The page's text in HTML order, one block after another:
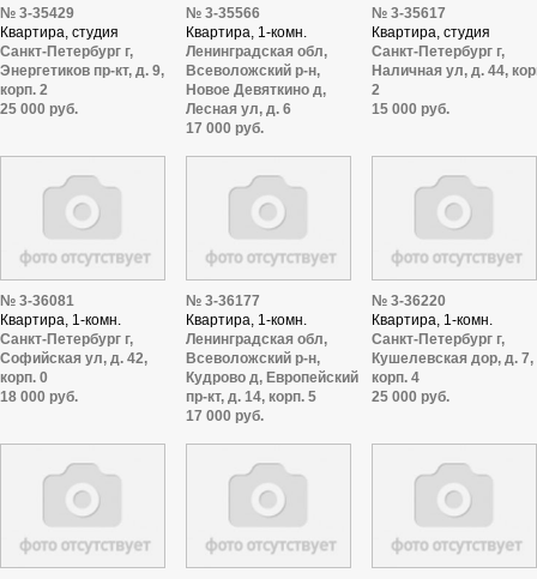
№ 3-35429
Квартира, студия
Санкт-Петербург г,
Энергетиков пр-кт, д. 9,
корп. 2
25 000 руб.
№ 3-35566
Квартира, 1-комн.
Ленинградская обл,
Всеволожский р-н,
Новое Девяткино д,
Лесная ул, д. 6
17 000 руб.
№ 3-35617
Квартира, студия
Санкт-Петербург г,
Наличная ул, д. 44,
2
15 000 руб.
№ 3-36081
Квартира, 1-комн.
Санкт-Петербург г,
Софийская ул, д. 42,
корп. 0
18 000 руб.
№ 3-36177
Квартира, 1-комн.
Ленинградская обл,
Всеволожский р-н,
Кудрово д, Европейский
пр-кт, д. 14, корп. 5
17 000 руб.
№ 3-36220
Квартира, 1-комн.
Санкт-Петербург г,
Кушелевская дор, д. 7,
корп. 4
25 000 руб.